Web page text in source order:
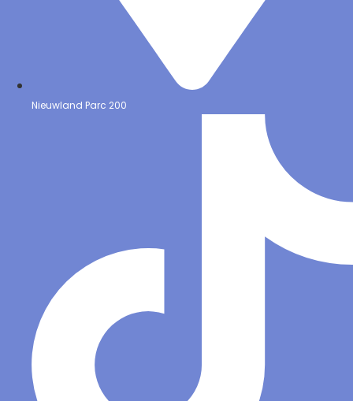
Nieuwland Parc 200